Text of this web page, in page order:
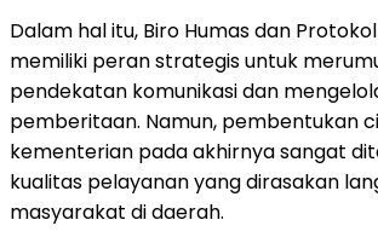
Dalam hal itu, Biro Humas dan
memiliki peran strategis untuk
pendekatan komunikasi dan
pemberitaan. Namun, pembentukan
kementerian pada akhirnya sangat
kualitas pelayanan yang dirasakan
masyarakat di daerah.